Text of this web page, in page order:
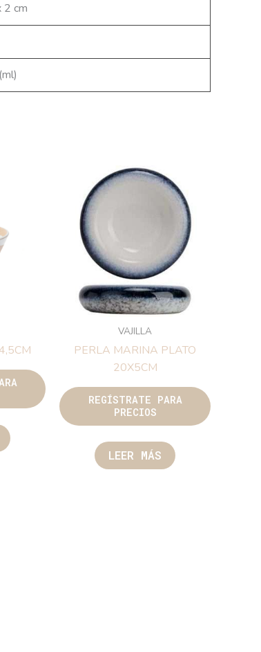
2 cm
VAJILLA
PERLA MARINA PLATO
20X5CM
REGÍSTRATE PARA
PRECIOS
LEER MÁS